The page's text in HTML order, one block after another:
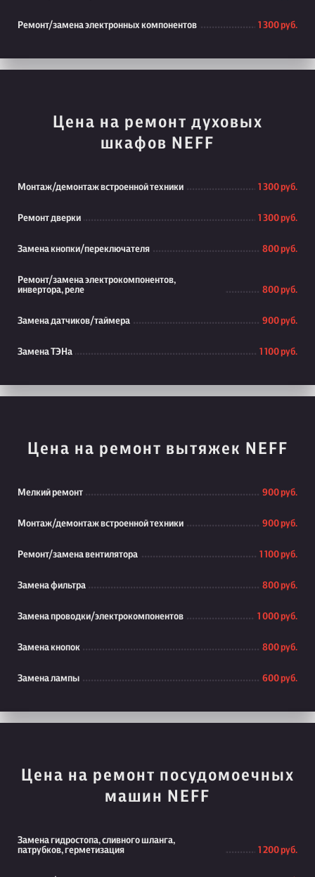
Ремонт/замена электронных компонентов 1 300 руб.
Цена на ремонт духовых
шкафов NEFF
Монтаж/демонтаж встроенной техники 1 300 руб.
Ремонт дверки 1 300 руб.
Замена кнопки/переключателя 800 руб.
Ремонт/замена электрокомпонентов,
инвертора, реле
800 руб.
Замена датчиков/таймера 900 руб.
Замена ТЭНа 1 100 руб.
Цена на ремонт вытяжек NEFF
Мелкий ремонт 900 руб.
Монтаж/демонтаж встроенной техники 900 руб.
Ремонт/замена вентилятора 1 100 руб.
Замена фильтра 800 руб.
Замена проводки/электрокомпонентов 1 000 руб.
Замена кнопок 800 руб.
Замена лампы 600 руб.
Цена на ремонт посудомоечных
машин NEFF
Замена гидростопа, сливного шланга,
патрубков, герметизация
1 200 руб.